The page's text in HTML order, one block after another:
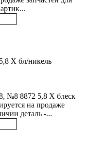
№8 8872 5,8 Х блеск
на продаже
деталь -...